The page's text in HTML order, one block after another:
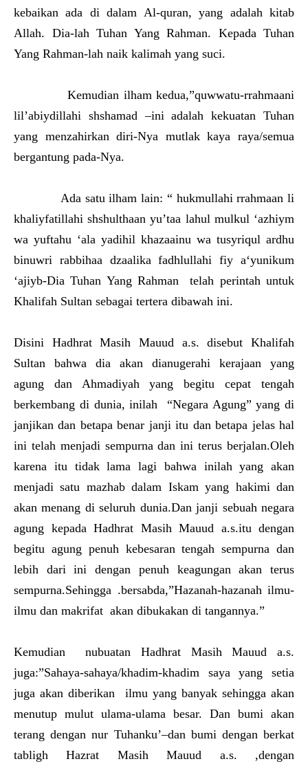
kebaikan ada di dalam Al-quran, yang adalah kitab
Allah. Dia-lah Tuhan Yang Rahman. Kepada Tuhan
Yang Rahman-lah naik kalimah yang suci.
Kemudian ilham kedua,”quwwatu-rrahmaani
lil’abiydillahi shshamad –ini adalah kekuatan Tuhan
yang menzahirkan diri-Nya mutlak kaya raya/semua
bergantung pada-Nya.
Ada satu ilham lain: “ hukmullahi rrahmaan li
khaliyfatillahi shshulthaan yu’taa lahul mulkul ‘azhiym
wa yuftahu ‘ala yadihil khazaainu wa tusyriqul ardhu
binuwri rabbihaa dzaalika fadhlullahi fiy a‘yunikum
‘ajiyb-Dia Tuhan Yang Rahman telah perintah untuk
Khalifah Sultan sebagai tertera dibawah ini.
Disini Hadhrat Masih Mauud a.s. disebut Khalifah
Sultan bahwa dia akan dianugerahi kerajaan yang
agung dan Ahmadiyah yang begitu cepat tengah
berkembang di dunia, inilah “Negara Agung” yang di
janjikan dan betapa benar janji itu dan betapa jelas hal
ini telah menjadi sempurna dan ini terus berjalan.Oleh
karena itu tidak lama lagi bahwa inilah yang akan
menjadi satu mazhab dalam Iskam yang hakimi dan
akan menang di seluruh dunia.Dan janji sebuah negara
agung kepada Hadhrat Masih Mauud a.s.itu dengan
begitu agung penuh kebesaran tengah sempurna dan
lebih dari ini dengan penuh keagungan akan terus
sempurna.Sehingga .bersabda,”Hazanah-hazanah ilmu-
ilmu dan makrifat akan dibukakan di tangannya.”
Kemudian nubuatan Hadhrat Masih Mauud a.s.
juga:”Sahaya-sahaya/khadim-khadim saya yang setia
juga akan diberikan ilmu yang banyak sehingga akan
menutup mulut ulama-ulama besar. Dan bumi akan
terang dengan nur Tuhanku’–dan bumi dengan berkat
tabligh Hazrat Masih Mauud a.s. ,dengan